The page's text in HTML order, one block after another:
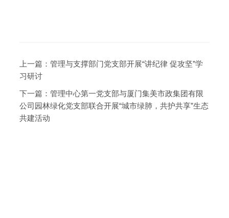
上一篇： 管理与支撑部门党支部开展“讲纪律 促攻坚”学
习研讨
下一篇： 管理中心第一党支部与厦门集美市政集团有限
公司园林绿化党支部联合开展“城市绿肺，共护共享”生态
共建活动